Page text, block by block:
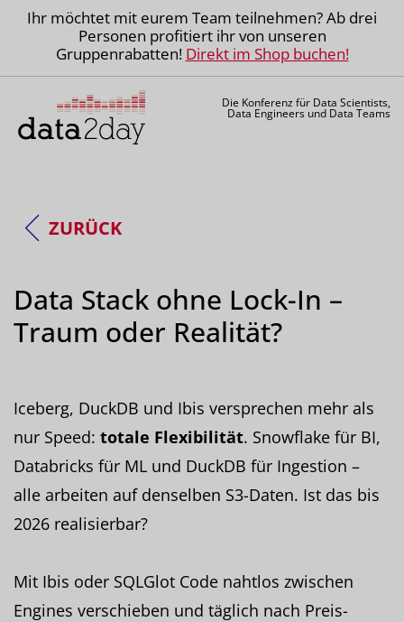
Ihr möchtet mit eurem Team teilnehmen? Ab drei
Personen profitiert ihr von unseren
Gruppenrabatten! Direkt im Shop buchen!
Die Konferenz für Data Scientists,
Data Engineers und Data Teams
ZURÜCK
Data Stack ohne Lock-In –
Traum oder Realität?
Iceberg, DuckDB und Ibis versprechen mehr als
nur Speed: totale Flexibilität. Snowflake für BI,
Databricks für ML und DuckDB für Ingestion –
alle arbeiten auf denselben S3-Daten. Ist das bis
2026 realisierbar?
Mit Ibis oder SQLGlot Code nahtlos zwischen
Engines verschieben und täglich nach Preis-